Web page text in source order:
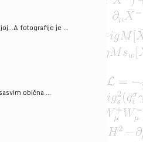
fotografije je ...
obična ...